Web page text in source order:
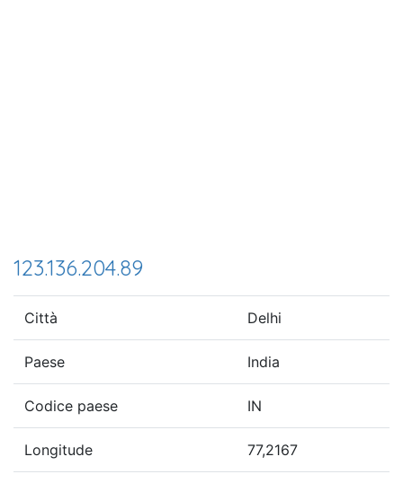
123.136.204.89
Città Delhi
Paese India
Codice paese IN
Longitude 77,2167